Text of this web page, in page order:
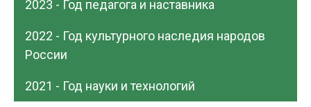
2023 - Год педагога и наставника
2022 - Год культурного наследия народов
России
2021 - Год науки и технологий